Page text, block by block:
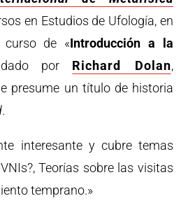
en Estudios de Ufología, en
curso de «Introducción a la
por Richard Dolan,
presume un título de historia
.
interesante y cubre temas
Teorías sobre las visitas
temprano.»